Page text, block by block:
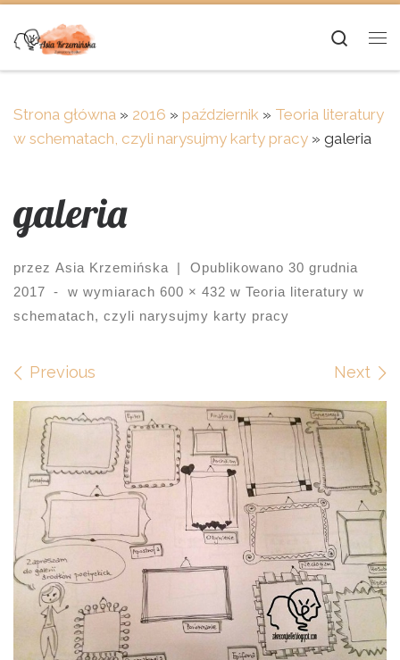
Skip to content
Strona główna » 2016 » październik » Teoria literatury
w schematach, czyli narysujmy karty pracy » galeria
galeria
przez Asia Krzemińska | Opublikowano 30 grudnia
2017
- w wymiarach 600 × 432 w Teoria literatury w
schematach, czyli narysujmy karty pracy
Images navigation
Previous Next